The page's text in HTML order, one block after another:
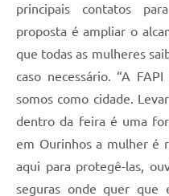
principais contatos
proposta é ampliar o
que todas as mulheres
caso necessário. “A
somos como cidade.
dentro da feira é uma
em Ourinhos a mulher é
aqui para protegê-las,
seguras onde quer que